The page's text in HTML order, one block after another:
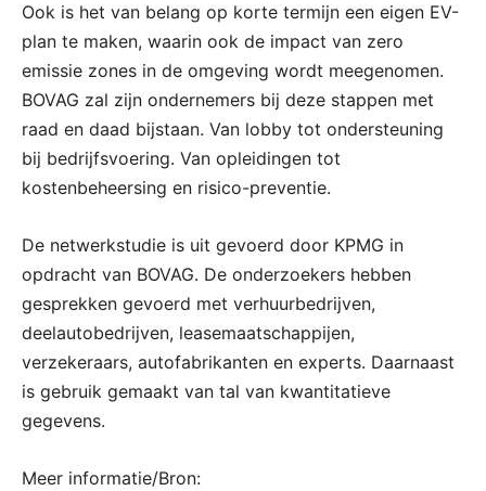
Ook is het van belang op korte termijn een eigen EV-
plan te maken, waarin ook de impact van zero
emissie zones in de omgeving wordt meegenomen.
BOVAG zal zijn ondernemers bij deze stappen met
raad en daad bijstaan. Van lobby tot ondersteuning
bij bedrijfsvoering. Van opleidingen tot
kostenbeheersing en risico-preventie.
De netwerkstudie is uit gevoerd door KPMG in
opdracht van BOVAG. De onderzoekers hebben
gesprekken gevoerd met verhuurbedrijven,
deelautobedrijven, leasemaatschappijen,
verzekeraars, autofabrikanten en experts. Daarnaast
is gebruik gemaakt van tal van kwantitatieve
gegevens.
Meer informatie/Bron: